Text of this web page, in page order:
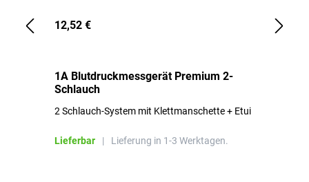
12,52 €
1A Blutdruckmessgerät Premium 2-
Schlauch
2 Schlauch-System mit Klettmanschette + Etui
Lieferbar | Lieferung in 1-3 Werktagen.